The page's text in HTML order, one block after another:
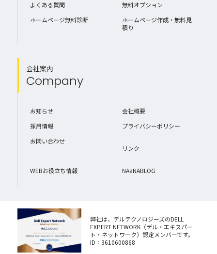
よくある質問
無料オプション
ホームページ無料診断
ホームページ作成・無料見
積り
会社案内
Company
お知らせ
会社概要
採用情報
プライバシーポリシー
お問い合わせ
リンク
WEBお役立ち情報 NAaNABLOG
弊社は、デルテクノロジーズのDELL
EXPERT NETWORK（デル・エキスパー
ト・ネットワーク）認定メンバーです。
ID：3610600868